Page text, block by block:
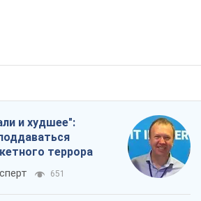
и худшее":
террора
651